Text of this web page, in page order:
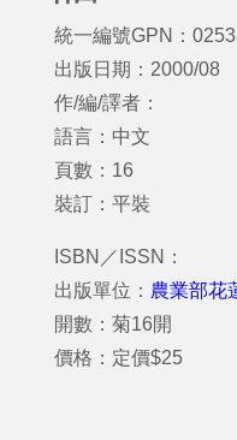
統一編號GPN：
出版日期：2000/08
作/編/譯者：
語言：中文
頁數：16
裝訂：平裝
ISBN／ISSN：
出版單位： 農業部花
開數：菊16開
價格：定價$25